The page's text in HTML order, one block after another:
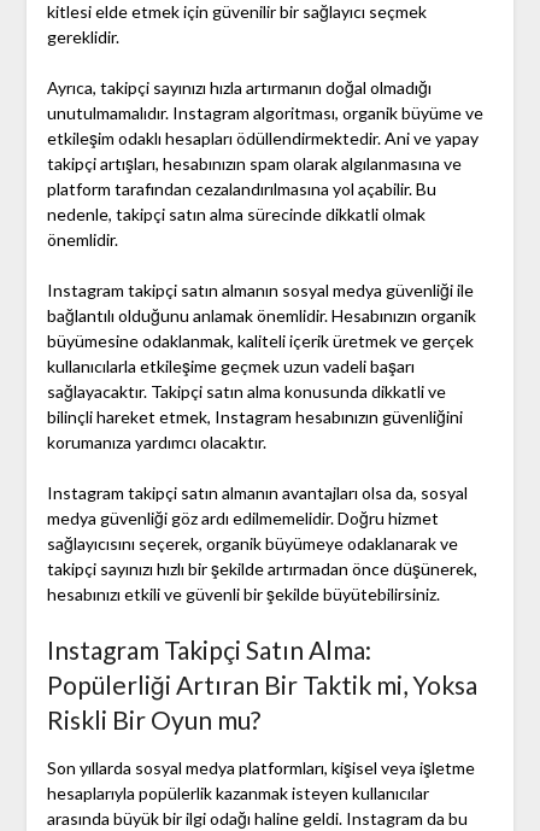
kitlesi elde etmek için güvenilir bir sağlayıcı seçmek
gereklidir.
Ayrıca, takipçi sayınızı hızla artırmanın doğal olmadığı
unutulmamalıdır. Instagram algoritması, organik büyüme ve
etkileşim odaklı hesapları ödüllendirmektedir. Ani ve yapay
takipçi artışları, hesabınızın spam olarak algılanmasına ve
platform tarafından cezalandırılmasına yol açabilir. Bu
nedenle, takipçi satın alma sürecinde dikkatli olmak
önemlidir.
Instagram takipçi satın almanın sosyal medya güvenliği ile
bağlantılı olduğunu anlamak önemlidir. Hesabınızın organik
büyümesine odaklanmak, kaliteli içerik üretmek ve gerçek
kullanıcılarla etkileşime geçmek uzun vadeli başarı
sağlayacaktır. Takipçi satın alma konusunda dikkatli ve
bilinçli hareket etmek, Instagram hesabınızın güvenliğini
korumanıza yardımcı olacaktır.
Instagram takipçi satın almanın avantajları olsa da, sosyal
medya güvenliği göz ardı edilmemelidir. Doğru hizmet
sağlayıcısını seçerek, organik büyümeye odaklanarak ve
takipçi sayınızı hızlı bir şekilde artırmadan önce düşünerek,
hesabınızı etkili ve güvenli bir şekilde büyütebilirsiniz.
Instagram Takipçi Satın Alma:
Popülerliği Artıran Bir Taktik mi, Yoksa
Riskli Bir Oyun mu?
Son yıllarda sosyal medya platformları, kişisel veya işletme
hesaplarıyla popülerlik kazanmak isteyen kullanıcılar
arasında büyük bir ilgi odağı haline geldi. Instagram da bu